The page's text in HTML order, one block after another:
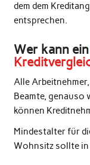
dem dem
entsprechen.
Wer kann ein
Alle
Beamte, genauso
können
Mindestalter für
Wohnsitz sollte